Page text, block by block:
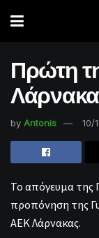
Πρώτη
by Antonis 10/
Το απόγευμα
προπόνηση της
ΑΕΚ Λάρνακας.